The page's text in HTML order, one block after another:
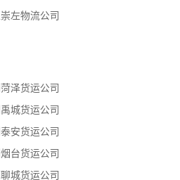
左物流公司
泽货运公司
城货运公司
安货运公司
台货运公司
城货运公司